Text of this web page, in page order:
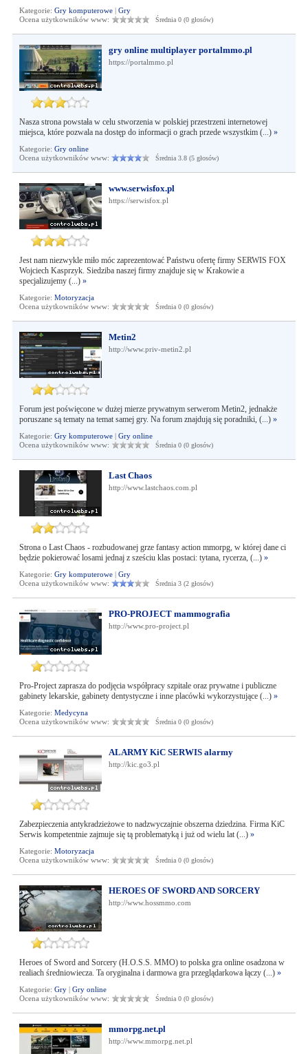
Kategorie: Gry komputerowe| Gry
Ocena użytkowników www:
Średnia 0 (0 głosów)
gry online multiplayer portalmmo.pl
https://portalmmo.pl
Nasza strona powstała w celu stworzenia w polskiej przestrzeni internetowej
miejsca, które pozwala na dostęp do informacji o grach przede wszystkim (...) »
Kategorie: Gry online
Ocena użytkowników www:
Średnia 3.8 (5 głosów)
www.serwisfox.pl
https://serwisfox.pl
Jest nam niezwykle miło móc zaprezentować Państwu ofertę firmy SERWIS FOX
Wojciech Kasprzyk. Siedziba naszej firmy znajduje się w Krakowie a
specjalizujemy (...) »
Kategorie: Motoryzacja
Ocena użytkowników www:
Średnia 0 (0 głosów)
Metin2
http://www.priv-metin2.pl
Forum jest poświęcone w dużej mierze prywatnym serwerom Metin2, jednakże
poruszane są tematy na temat samej gry. Na forum znajdują się poradniki, (...) »
Kategorie: Gry komputerowe| Gry online
Ocena użytkowników www:
Średnia 0 (0 głosów)
Last Chaos
http://www.lastchaos.com.pl
Strona o Last Chaos - rozbudowanej grze fantasy action mmorpg, w której dane ci
będzie pokierować losami jednaj z sześciu klas postaci: tytana, rycerza, (...) »
Kategorie: Gry komputerowe| Gry
Ocena użytkowników www:
Średnia 3 (2 głosów)
PRO-PROJECT mammografia
http://www.pro-project.pl
Pro-Project zaprasza do podjęcia współpracy szpitale oraz prywatne i publiczne
gabinety lekarskie, gabinety dentystyczne i inne placówki wykorzystujące (...) »
Kategorie: Medycyna
Ocena użytkowników www:
Średnia 0 (0 głosów)
ALARMY KiC SERWIS alarmy
http://kic.go3.pl
Zabezpieczenia antykradzieżowe to nadzwyczajnie obszerna dziedzina. Firma KiC
Serwis kompetentnie zajmuje się tą problematyką i już od wielu lat (...) »
Kategorie: Motoryzacja
Ocena użytkowników www:
Średnia 0 (0 głosów)
HEROES OF SWORD AND SORCERY
http://www.hossmmo.com
Heroes of Sword and Sorcery (H.O.S.S. MMO) to polska gra online osadzona w
realiach średniowiecza. Ta oryginalna i darmowa gra przeglądarkowa łączy (...) »
Kategorie: Gry| Gry online
Ocena użytkowników www:
Średnia 0 (0 głosów)
mmorpg.net.pl
http://www.mmorpg.net.pl